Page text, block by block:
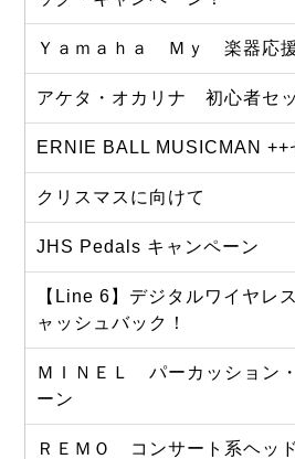
Ｙａｍａｈａ Ｍｙ 楽器応
アケタ・オカリナ 初心者セ
ERNIE BALL MUSICMAN ++
クリスマスに向けて
JHS Pedals キャンペーン
【Line 6】デジタルワイヤ
ャッシュバック！
ＭＩＮＥＬ パーカッション
ーン
ＲＥＭＯ コンサート系ヘッ